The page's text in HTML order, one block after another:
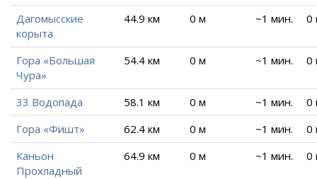
Дагомысские
корыта
44.9 км 0 м ~1 мин. 0
Гора «Большая
Чура»
54.4 км 0 м ~1 мин. 0
33 Водопада 58.1 км 0 м ~1 мин.
0
Гора «Фишт»
62.4 км 0 м ~1 мин.
0
Каньон
Прохладный
64.9 км 0 м ~1 мин. 0